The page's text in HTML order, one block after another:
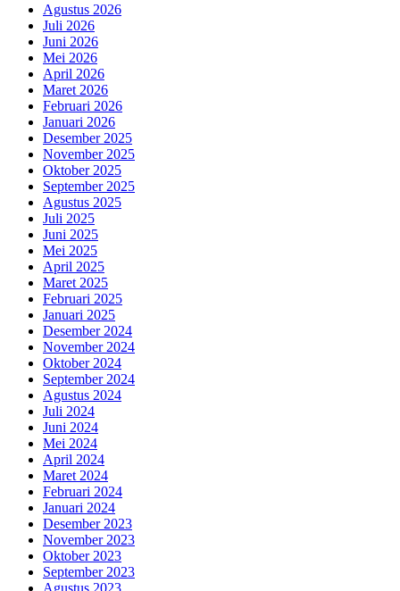
Agustus 2026
Juli 2026
Juni 2026
Mei 2026
April 2026
Maret 2026
Februari 2026
Januari 2026
Desember 2025
November 2025
Oktober 2025
September 2025
Agustus 2025
Juli 2025
Juni 2025
Mei 2025
April 2025
Maret 2025
Februari 2025
Januari 2025
Desember 2024
November 2024
Oktober 2024
September 2024
Agustus 2024
Juli 2024
Juni 2024
Mei 2024
April 2024
Maret 2024
Februari 2024
Januari 2024
Desember 2023
November 2023
Oktober 2023
September 2023
Agustus 2023